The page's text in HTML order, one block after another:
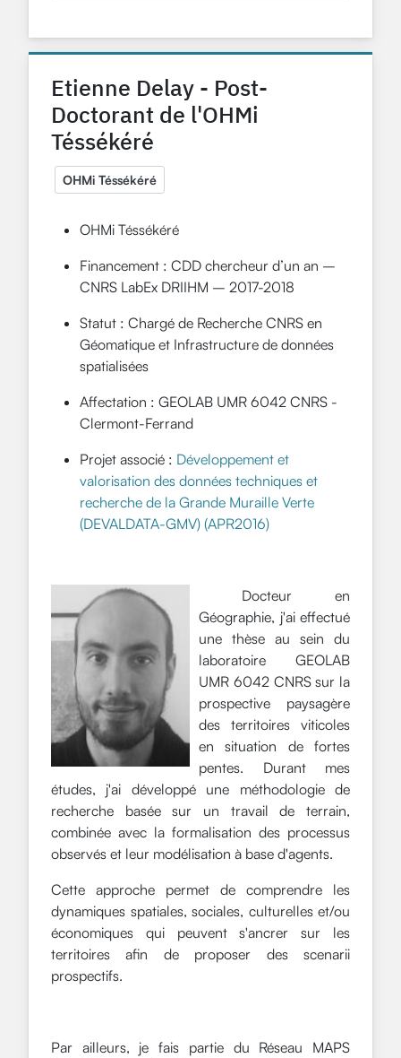
Etienne Delay - Post-
Doctorant de l'OHMi
Téssékéré
OHMi Téssékéré
OHMi Téssékéré
Financement : CDD chercheur d’un an –
CNRS LabEx DRIIHM – 2017-2018
Statut : Chargé de Recherche CNRS en
Géomatique et Infrastructure de données
spatialisées
Affectation : GEOLAB UMR 6042 CNRS -
Clermont-Ferrand
Projet associé : Développement et
valorisation des données techniques et
recherche de la Grande Muraille Verte
(DEVALDATA-GMV) (APR2016)
Docteur en
Géographie, j'ai effectué
une thèse au sein du
laboratoire GEOLAB
UMR 6042 CNRS sur la
prospective paysagère
des territoires viticoles
en situation de fortes
pentes. Durant mes
études, j'ai développé une méthodologie de
recherche basée sur un travail de terrain,
combinée avec la formalisation des processus
observés et leur modélisation à base d'agents.
Cette approche permet de comprendre les
dynamiques spatiales, sociales, culturelles et/ou
économiques qui peuvent s'ancrer sur les
territoires afin de proposer des scenarii
prospectifs.
Par ailleurs, je fais partie du Réseau MAPS